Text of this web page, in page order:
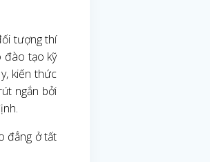
tượng thí
đào tạo kỹ
kiến thức
ngắn bởi
đẳng ở tất